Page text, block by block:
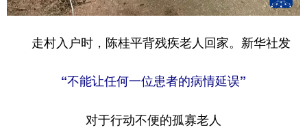
走村入户时，陈桂平背残疾老人回家。新华社发
“不能让任何一位患者的病情延误”
对于行动不便的孤寡老人